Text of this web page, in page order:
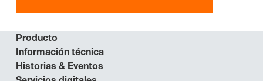
Producto
Información técnica
Historias & Eventos